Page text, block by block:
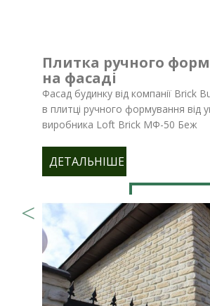
Плитка ручного
на фасаді
Фасад будинку від компанії Brick
в плитці ручного формування від
виробника Loft Brick МФ-50 Беж
ДЕТАЛЬНІШЕ